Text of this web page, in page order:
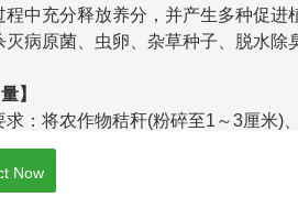
中充分释放养分，并产生多种促进
病原菌、虫卵、杂草种子、脱水除
】
：将农作物秸秆(粉碎至1～3厘米)
分含量为 50%～60%，C/N比25:1
：用米糠、麸皮、锯沫、细潮土等
Now